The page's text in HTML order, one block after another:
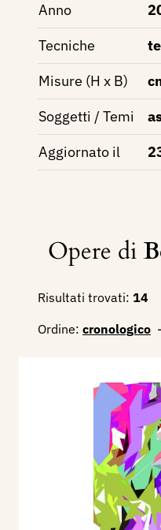
Anno
Tecniche
Misure (H x B)
Soggetti / Temi
Aggiornato il
Opere di
Risultati trovati: 14
Ordine: cronologico -